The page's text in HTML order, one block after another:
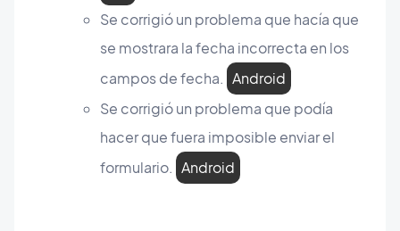
Se corrigió un problema que hacía que
se mostrara la fecha incorrecta en los
campos de fecha. Android
Se corrigió un problema que podía
hacer que fuera imposible enviar el
formulario. Android